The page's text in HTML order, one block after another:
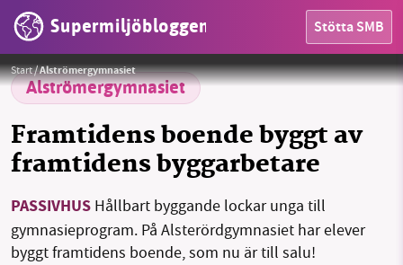
Supermiljöbloggen Stötta SMB
OMRÅDEN
MILJÖFAKTA
OM OSS
Sök Sparade inlägg Tipsa oss
Start/Alströmergymnasiet
Alströmergymnasiet
Framtidens boende byggt av
framtidens byggarbetare
PASSIVHUS Hållbart byggande lockar unga till
gymnasieprogram. På Alsterördgymnasiet har elever
byggt framtidens boende, som nu är till salu!
Foto:Public Domain